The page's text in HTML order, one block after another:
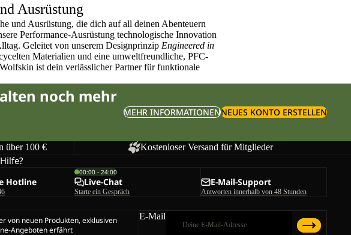
Ausrüstung
und Ausrüstung, die dich auf all deinen Abenteuern
Performance-Ausrüstung technologische Innovation
Geleitet von unserem Designprinzip Engineered in
Materialien und eine umweltfreundliche, PFC-
ist dein verlässlicher Partner für funktionale
noch mehr
MEHR INFORMATIONENNEUES KONTO ERSTELLEN
über 100 € Kostenloser Versand für Mitglieder
Hotline
00:00 - 24:00
Live-Chat
Starte ein Gespräch
E-Mail-Support
Antworten innerhalb von 48 Stunden
von neuen Produkten, exklusiven
Angeboten erfährt
E-Mail